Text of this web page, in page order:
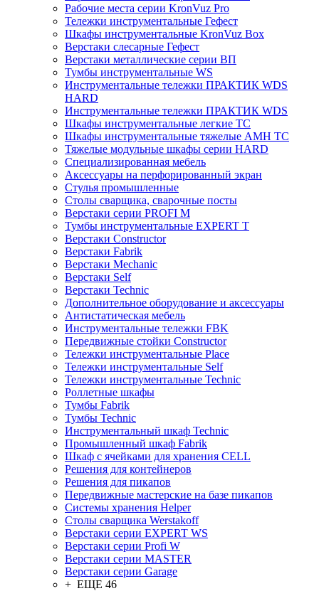
Рабочие места серии KronVuz Pro
Тележки инструментальные Гефест
Шкафы инструментальные KronVuz Box
Верстаки слесарные Гефест
Верстаки металлические серии ВП
Тумбы инструментальные WS
Инструментальные тележки ПРАКТИК WDS
HARD
Инструментальные тележки ПРАКТИК WDS
Шкафы инструментальные легкие ТС
Шкафы инструментальные тяжелые AMH TC
Тяжелые модульные шкафы серии HARD
Cпециализированная мебель
Аксессуары на перфорированный экран
Стулья промышленные
Столы сварщика, сварочные посты
Верстаки серии PROFI M
Тумбы инструментальные EXPERT T
Верстаки Constructor
Верстаки Fabrik
Верстаки Mechanic
Верстаки Self
Верстаки Technic
Дополнительное оборудование и аксессуары
Антистатическая мебель
Инструментальные тележки FBK
Передвижные стойки Constructor
Тележки инструментальные Place
Тележки инструментальные Self
Тележки инструментальные Technic
Роллетные шкафы
Тумбы Fabrik
Тумбы Technic
Инструментальный шкаф Technic
Промышленный шкаф Fabrik
Шкаф с ячейками для хранения CELL
Решения для контейнеров
Решения для пикапов
Передвижные мастерские на базе пикапов
Системы хранения Helper
Столы сварщика Werstakoff
Верстаки серии EXPERT WS
Верстаки серии Profi W
Верстаки серии MASTER
Верстаки серии Garage
+ ЕЩЕ 46